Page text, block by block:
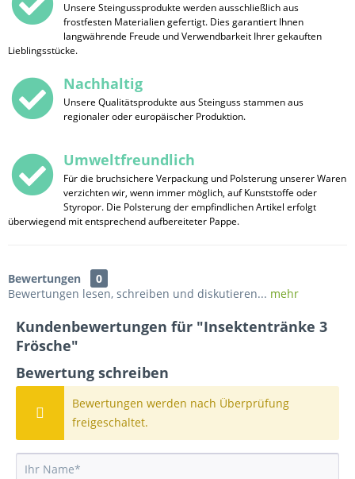
Unsere Steingussprodukte werden ausschließlich aus
frostfesten Materialien gefertigt. Dies garantiert Ihnen
langwährende Freude und Verwendbarkeit Ihrer gekauften
Lieblingsstücke.
Nachhaltig
Unsere Qualitätsprodukte aus Steinguss stammen aus
regionaler oder europäischer Produktion.
Umweltfreundlich
Für die bruchsichere Verpackung und Polsterung unserer Waren
verzichten wir, wenn immer möglich, auf Kunststoffe oder
Styropor. Die Polsterung der empfindlichen Artikel erfolgt
überwiegend mit entsprechend aufbereiteter Pappe.
Bewertungen
0
Bewertungen lesen, schreiben und diskutieren... mehr
Kundenbewertungen für "Insektentränke 3
Frösche"
Bewertung schreiben
Bewertungen werden nach Überprüfung
freigeschaltet.